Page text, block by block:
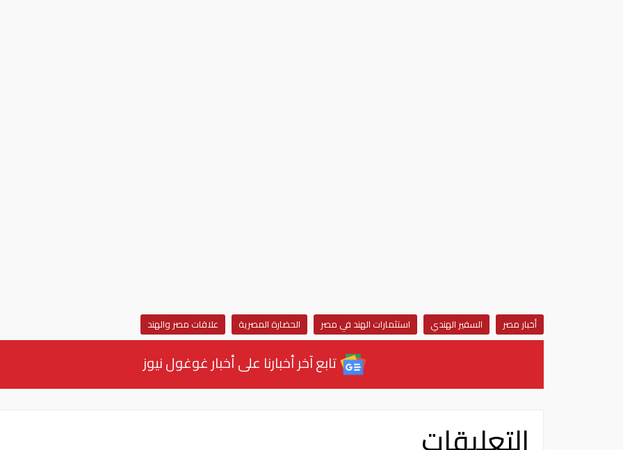
أخبار مصر السفير الهندي استثمارات الهند في مصر الحضارة المصرية علاقات مصر والهند
تابع آخر أخبارنا على أخبار غوغول نيوز